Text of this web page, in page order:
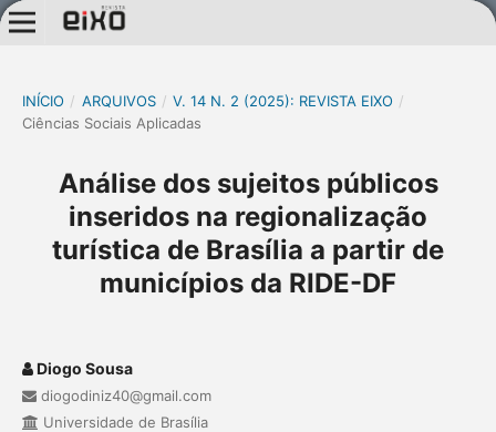
INÍCIO / ARQUIVOS / V. 14 N. 2 (2025): REVISTA EIXO /
Ciências Sociais Aplicadas
Análise dos sujeitos públicos
inseridos na regionalização
turística de Brasília a partir de
municípios da RIDE-DF
Diogo Sousa
diogodiniz40@gmail.com
Universidade de Brasília